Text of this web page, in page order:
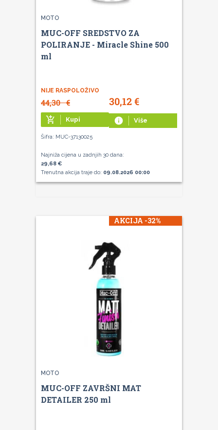
MOTO
MUC-OFF SREDSTVO ZA
POLIRANJE - Miracle Shine 500
ml
NIJE RASPOLOŽIVO
44,30€ 30,12€
add_shopping_cart Kupi info Više
Šifra: MUC-37130025
Najniža cijena u zadnjih 30 dana:
29,68 €
Trenutna akcija traje do: 09.08.2026 00:00
AKCIJA -32%
MOTO
MUC-OFF ZAVRŠNI MAT
DETAILER 250 ml